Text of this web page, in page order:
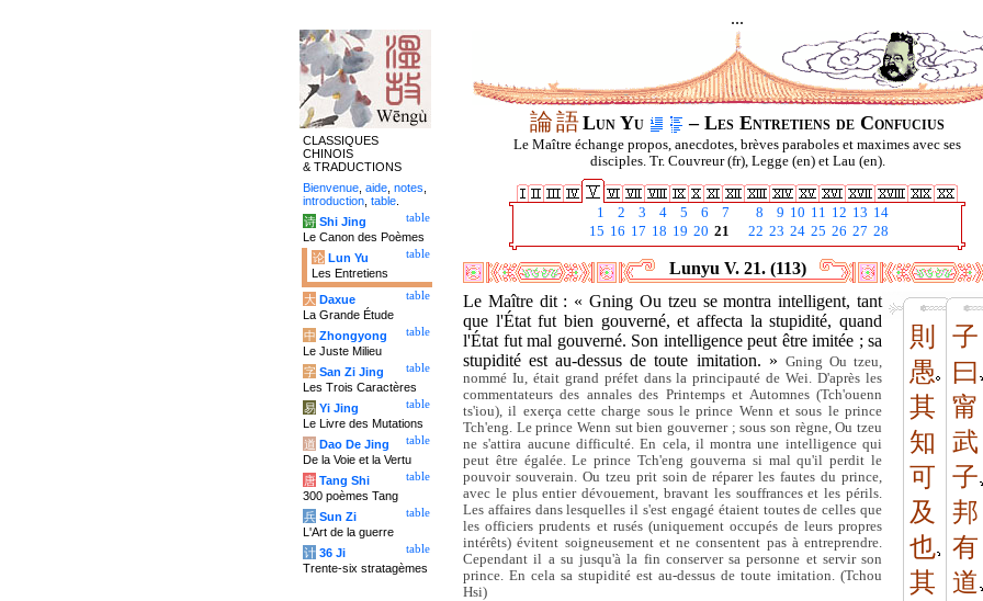
...
論語Lun Yu – Les Entretiens de Confucius
Le Maître échange propos, anecdotes, brèves paraboles et maximes avec ses
disciples. Tr. Couvreur (fr), Legge (en) et Lau (en).
1 2 3 4 5 6 7 8 9 10 11 12 13 14
15 16 17 18 19 20 21 22 23 24 25 26 27 28
Lunyu V. 21. (113)
則
愚
其
知
可
及
也
其
子
曰
甯
武
子
邦
有
道
Le Maître dit : « Gning Ou tzeu se montra intelligent, tant
que l'État fut bien gouverné, et affecta la stupidité, quand
l'État fut mal gouverné. Son intelligence peut être imitée ; sa
stupidité est au-dessus de toute imitation. » Gning Ou tzeu,
nommé Iu, était grand préfet dans la principauté de Wei. D'après les
commentateurs des annales des Printemps et Automnes (Tch'ouenn
ts'iou), il exerça cette charge sous le prince Wenn et sous le prince
Tch'eng. Le prince Wenn sut bien gouverner ; sous son règne, Ou tzeu
ne s'attira aucune difficulté. En cela, il montra une intelligence qui
peut être égalée. Le prince Tch'eng gouverna si mal qu'il perdit le
pouvoir souverain. Ou tzeu prit soin de réparer les fautes du prince,
avec le plus entier dévouement, bravant les souffrances et les périls.
Les affaires dans lesquelles il s'est engagé étaient toutes de celles que
les officiers prudents et rusés (uniquement occupés de leurs propres
intérêts) évitent soigneusement et ne consentent pas à entreprendre.
Cependant il a su jusqu'à la fin conserver sa personne et servir son
prince. En cela sa stupidité est au-dessus de toute imitation. (Tchou
Hsi)
CLASSIQUES
CHINOIS
& TRADUCTIONS
Bienvenue aide notes
introduction table
table
诗 Shi Jing
Le Canon des Poèmes
table
论 Lun Yu
Les Entretiens
table
大 Daxue
La Grande Étude
table
中 Zhongyong
Le Juste Milieu
table
字 San Zi Jing
Les Trois Caractères
table
易 Yi Jing
Le Livre des Mutations
table
道 Dao De Jing
De la Voie et la Vertu
table
唐 Tang Shi
300 poèmes Tang
table
兵 Sun Zi
L'Art de la guerre
table
计 36 Ji
Trente-six stratagèmes